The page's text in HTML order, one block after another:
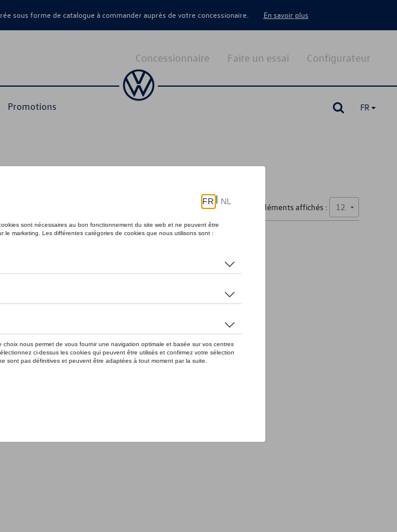
sous forme de catalogue à commander auprès de votre concessionaire. En savoir plus
Promotions
Configurateur
Faire un essai
Concessionnaire
FR
Nombre d'éléments affichés :